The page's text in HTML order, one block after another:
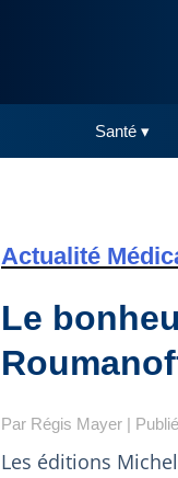
Santé ▾
Actualité
Le
Par Régis Mayer |
Les éditions